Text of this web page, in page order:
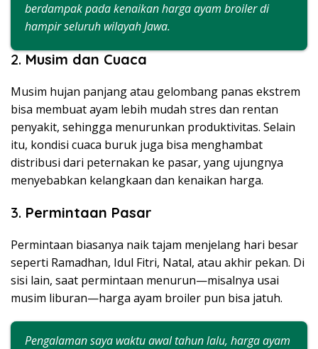
berdampak pada kenaikan harga ayam broiler di
hampir seluruh wilayah Jawa.
2. Musim dan Cuaca
Musim hujan panjang atau gelombang panas ekstrem
bisa membuat ayam lebih mudah stres dan rentan
penyakit, sehingga menurunkan produktivitas. Selain
itu, kondisi cuaca buruk juga bisa menghambat
distribusi dari peternakan ke pasar, yang ujungnya
menyebabkan kelangkaan dan kenaikan harga.
3. Permintaan Pasar
Permintaan biasanya naik tajam menjelang hari besar
seperti Ramadhan, Idul Fitri, Natal, atau akhir pekan. Di
sisi lain, saat permintaan menurun—misalnya usai
musim liburan—harga ayam broiler pun bisa jatuh.
Pengalaman saya waktu awal tahun lalu, harga ayam